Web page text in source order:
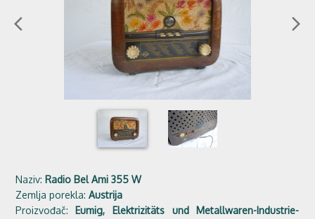
arrow_back_ios arrow_forward_ios
Naziv: Radio Bel Ami 355 W
Zemlja porekla:Austrija
Proizvođač: Eumig, Elektrizitäts und Metallwaren-Industrie-